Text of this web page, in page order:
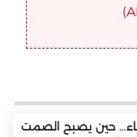
حين يصبح الصمت